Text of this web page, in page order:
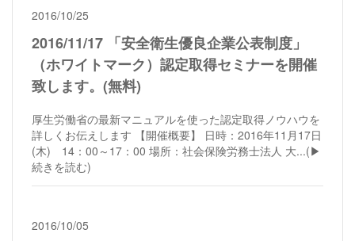
2016/10/25
2016/11/17 「安全衛生優良企業公表制度」
（ホワイトマーク）認定取得セミナーを開催
致します。(無料)
厚生労働省の最新マニュアルを使った認定取得ノウハウを
詳しくお伝えします 【開催概要】 日時：2016年11月17日
(木) 14：00～17：00 場所：社会保険労務士法人 大...(▶︎
続きを読む)
2016/10/05